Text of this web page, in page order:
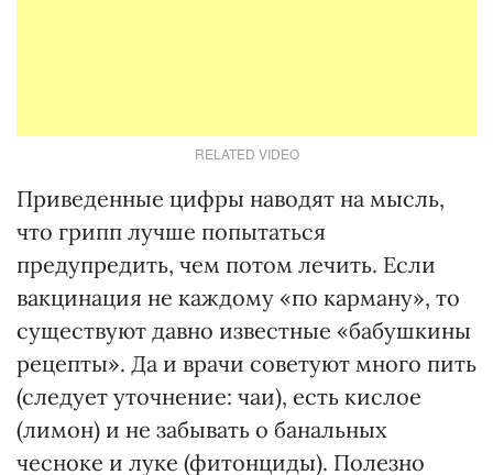
RELATED VIDEO
Приведенные цифры наводят на мысль,
что грипп лучше попытаться
предупредить, чем потом лечить. Если
вакцинация не каждому «по карману», то
существуют давно известные «бабушкины
рецепты». Да и врачи советуют много пить
(следует уточнение: чаи), есть кислое
(лимон) и не забывать о банальных
чесноке и луке (фитонциды). Полезно